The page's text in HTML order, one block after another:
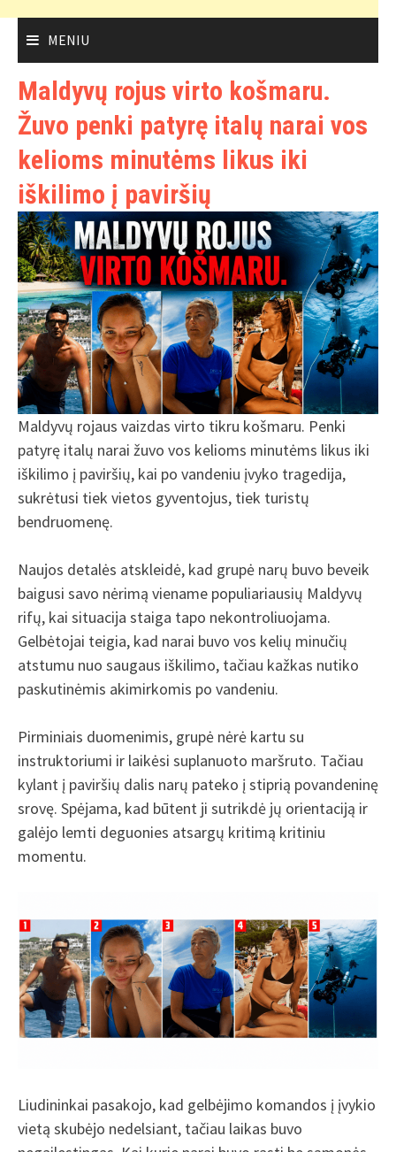
MENIU
Maldyvų rojus virto košmaru.
Žuvo penki patyrę italų narai vos
kelioms minutėms likus iki
iškilimo į paviršių
Maldyvų rojaus vaizdas virto tikru košmaru. Penki
patyrę italų narai žuvo vos kelioms minutėms likus iki
iškilimo į paviršių, kai po vandeniu įvyko tragedija,
sukrėtusi tiek vietos gyventojus, tiek turistų
bendruomenę.
Naujos detalės atskleidė, kad grupė narų buvo beveik
baigusi savo nėrimą viename populiariausių Maldyvų
rifų, kai situacija staiga tapo nekontroliuojama.
Gelbėtojai teigia, kad narai buvo vos kelių minučių
atstumu nuo saugaus iškilimo, tačiau kažkas nutiko
paskutinėmis akimirkomis po vandeniu.
Pirminiais duomenimis, grupė nėrė kartu su
instruktoriumi ir laikėsi suplanuoto maršruto. Tačiau
kylant į paviršių dalis narų pateko į stiprią povandeninę
srovę. Spėjama, kad būtent ji sutrikdė jų orientaciją ir
galėjo lemti deguonies atsargų kritimą kritiniu
momentu.
Liudininkai pasakojo, kad gelbėjimo komandos į įvykio
vietą skubėjo nedelsiant, tačiau laikas buvo